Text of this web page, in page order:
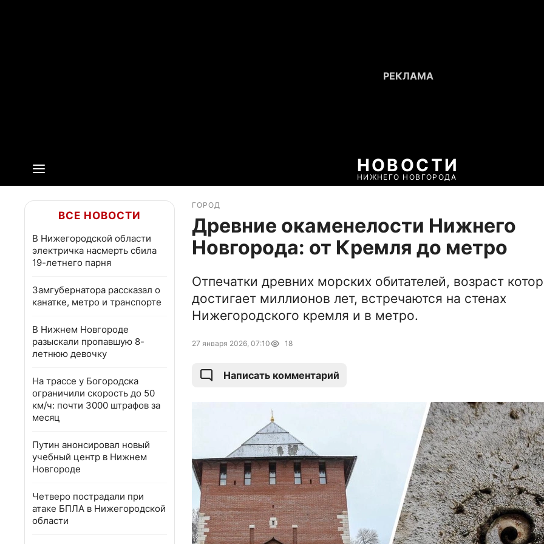
НОВОСТИ
НИЖНЕГО НОВГОРОДА
ВСЕ НОВОСТИ
В Нижегородской области
электричка насмерть сбила
19-летнего парня
Замгубернатора рассказал о
канатке, метро и транспорте
В Нижнем Новгороде
разыскали пропавшую 8-
летнюю девочку
На трассе у Богородска
ограничили скорость до 50
км/ч: почти 3000 штрафов за
месяц
Путин анонсировал новый
учебный центр в Нижнем
Новгороде
Четверо пострадали при
атаке БПЛА в Нижегородской
области
ГОРОД
Древние окаменелости Нижнего
Новгорода: от Кремля до метро
Отпечатки древних морских обитателей, возраст
достигает миллионов лет, встречаются на стенах
Нижегородского кремля и в метро.
27 января 2026, 07:10 18
Написать комментарий